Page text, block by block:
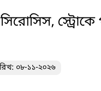
সিরোসিস,
০৮-১১-২০২৬